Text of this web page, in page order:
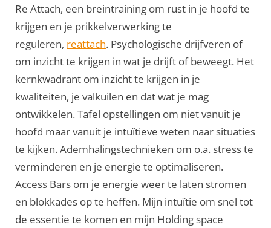
Re Attach, een breintraining om rust in je hoofd te
krijgen en je prikkelverwerking te
reguleren, reattach. Psychologische drijfveren of
om inzicht te krijgen in wat je drijft of beweegt. Het
kernkwadrant om inzicht te krijgen in je
kwaliteiten, je valkuilen en dat wat je mag
ontwikkelen. Tafel opstellingen om niet vanuit je
hoofd maar vanuit je intuïtieve weten naar situaties
te kijken. Ademhalingstechnieken om o.a. stress te
verminderen en je energie te optimaliseren.
Access Bars om je energie weer te laten stromen
en blokkades op te heffen. Mijn intuïtie om snel tot
de essentie te komen en mijn Holding space